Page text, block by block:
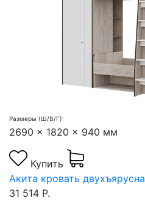
Размеры (Ш/В/Г):
2690 x 1820 x 940 мм
Купить
Акита кровать
31 514 Р.